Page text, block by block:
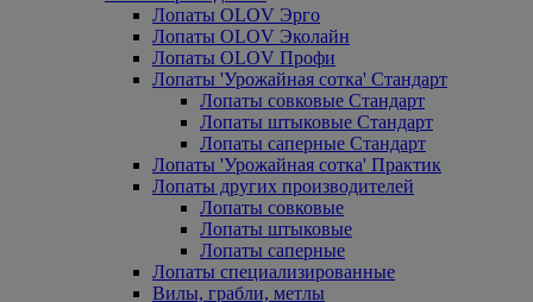
Лопаты OLOV Эрго
Лопаты OLOV Эколайн
Лопаты OLOV Профи
Лопаты 'Урожайная сотка' Стандарт
Лопаты совковые Стандарт
Лопаты штыковые Стандарт
Лопаты саперные Стандарт
Лопаты 'Урожайная сотка' Практик
Лопаты других производителей
Лопаты совковые
Лопаты штыковые
Лопаты саперные
Лопаты специализированные
Вилы, грабли, метлы